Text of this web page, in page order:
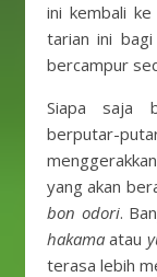
ini kembali
tarian ini bagi
bercampur
Siapa saja
berputar-
yang akan
bon odori.
hakama atau
terasa lebih